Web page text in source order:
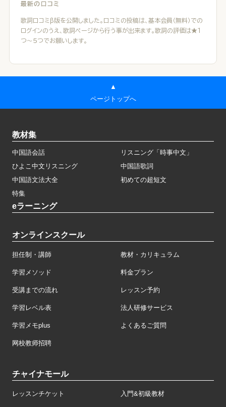
最新の口コミ
歌詞口コミβ版を公開しました。口コミの投稿は、基本会員（無料）での
ログインのうえ、歌詞ページから行う事が出来ます。歌詞の評価は★１
つ～５つでお願いします。
▲
ページトップへ
教材集
中国語会話
リスニング「時事中文」
ひよこ中文リスニング
中国語歌詞
中国語文法大全
初めての超短文
特集
eラーニング
オンラインスクール
担任制・講師 教材・カリキュラム
学習メソッド 料金プラン
受講までの流れ レッスン予約
学習レベル表 法人研修サービス
学習メモplus よくあるご質問
网校教师招聘
チャイナモール
レッスンチケット 入門&初級教材